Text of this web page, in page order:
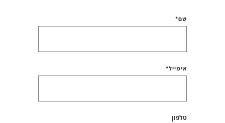
שֵׁם*
אימייל*
טלפון